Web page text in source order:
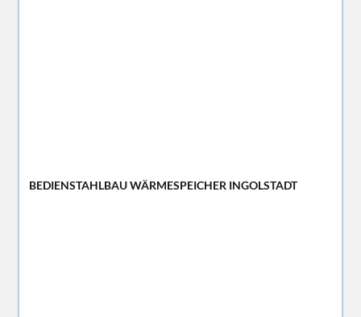
BEDIENSTAHLBAU WÄRMESPEICHER INGOLSTADT